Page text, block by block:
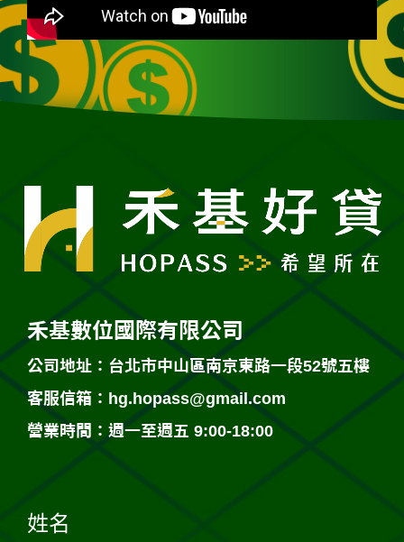
禾基數位國際有限公司
公司地址：台北市中山區南京東路一段52號五樓
客服信箱： hg.hopass@gmail.com
營業時間：週一至週五 9:00-18:00
姓名